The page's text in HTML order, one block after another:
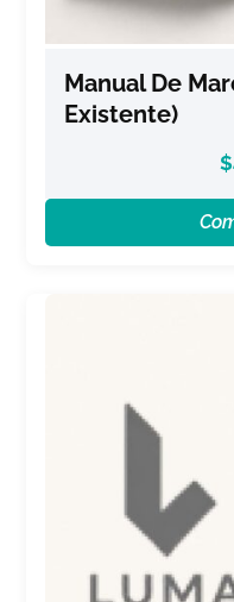
Manual De
Existente)
$